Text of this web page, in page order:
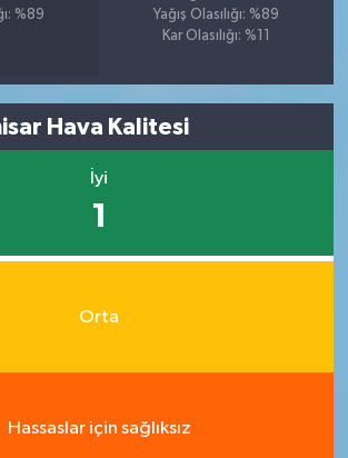
%89
Yağış Olasılığı: %89
Kar Olasılığı: %11
Hava Kalitesi
İyi
1
Orta
Hassaslar için sağlıksız